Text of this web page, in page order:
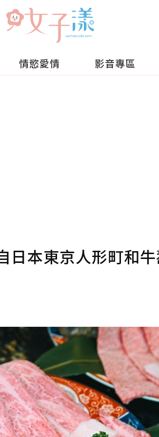
情慾愛情 影音專區
日本東京人形町和